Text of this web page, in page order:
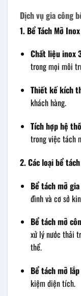
Dịch vụ gia công
1. Bể Tách Mỡ
Chất liệu inox
trong mọi môi
Thiết kế kích
khách hàng.
Tích hợp hệ
trong việc tách
2. Các loại bể
Bể tách mỡ
đình và cơ sở
Bể tách mỡ
xử lý nước thải
thể.
Bể tách mỡ
kiệm diện tích.